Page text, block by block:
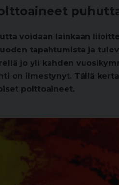
voidaan lainkaan
tapahtumista ja
jo yli kahden
on ilmestynyt. Tällä
polttoaineet.